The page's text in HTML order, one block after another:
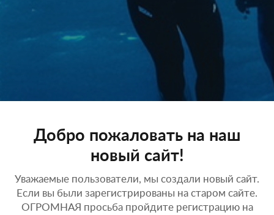
Добро пожаловать на наш
новый сайт!
Уважаемые пользователи, мы создали новый сайт.
Если вы были зарегистрированы на старом сайте.
ОГРОМНАЯ просьба пройдите регистрацию на